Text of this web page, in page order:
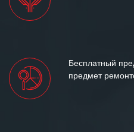
Бесплатный
предмет